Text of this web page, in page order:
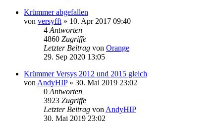
Krümmer abgefallen
von versyfft » 10. Apr 2017 09:40
4 Antworten
4860 Zugriffe
Letzter Beitrag von Orange
29. Sep 2020 13:05
Krümmer Versys 2012 und 2015 gleich
von AndyHIP» 30. Mai 2019 23:02
0 Antworten
3923 Zugriffe
Letzter Beitrag von AndyHIP
30. Mai 2019 23:02